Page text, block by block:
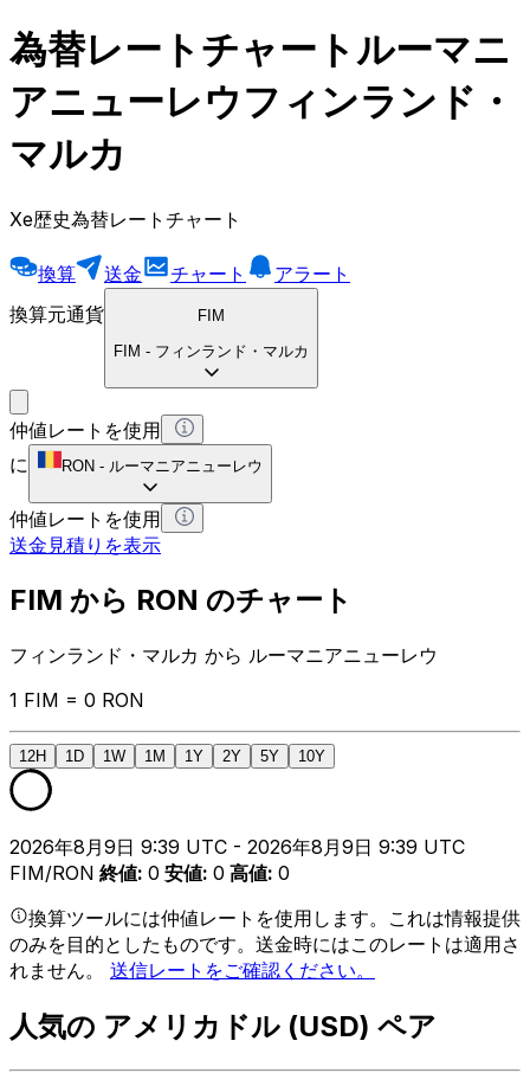
為替レートチャートルーマニ
アニューレウフィンランド・
マルカ
Xe歴史為替レートチャート
換算 送金 チャート
アラート
換算元通貨
FIM
FIM - フィンランド・マルカ
仲値レートを使用
に
RON - ルーマニアニューレウ
仲値レートを使用
送金見積りを表示
FIM から RON のチャート
フィンランド・マルカ から ルーマニアニューレウ
1 FIM = 0 RON
12H 1D 1W 1M 1Y 2Y 5Y 10Y
2026年8月9日 9:39 UTC - 2026年8月9日 9:39 UTC
FIM/RON 終値: 0 安値: 0 高値: 0
換算ツールには仲値レートを使用します。これは情報提供
のみを目的としたものです。送金時にはこのレートは適用さ
れません。 送信レートをご確認ください。
人気の アメリカドル (USD) ペア